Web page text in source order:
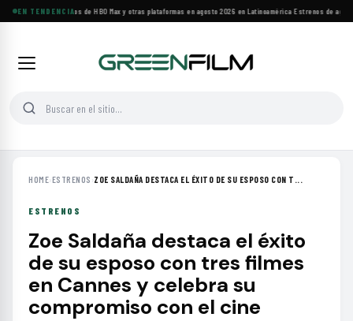
EN TENDENCIA
Principales estrenos de HBO Max y otras plataformas en agosto 2026 en Latinoamérica·Estrenos de
HOME›ESTRENOS ›ZOE SALDAÑA DESTACA EL ÉXITO DE SU ESPOSO CON T...
ESTRENOS
Zoe Saldaña destaca el éxito
de su esposo con tres filmes
en Cannes y celebra su
compromiso con el cine